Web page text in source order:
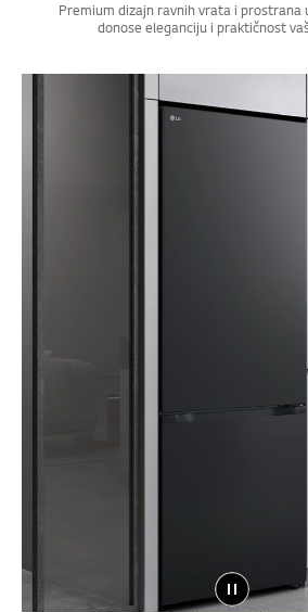
Premium dizajn ravnih vrata i prostrana
donose eleganciju i praktičnost